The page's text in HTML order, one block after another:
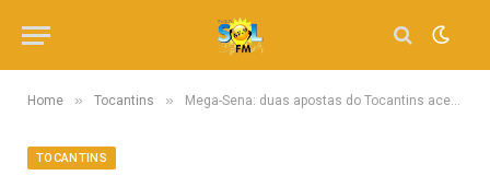
Home » Tocantins » Mega-Sena: duas apostas do Tocantins acertaram cinco números e ganham juntas mais de R$ 85 mil
TOCANTINS